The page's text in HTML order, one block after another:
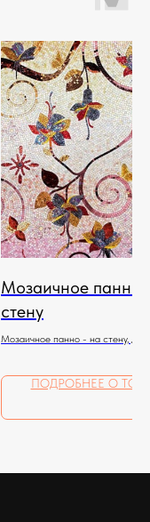
Мозаичное панно
стену
Мозаичное панно - на стену, для
ПОДРОБНЕЕ О